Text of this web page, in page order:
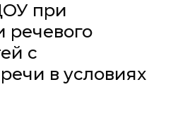
при
с
в условиях